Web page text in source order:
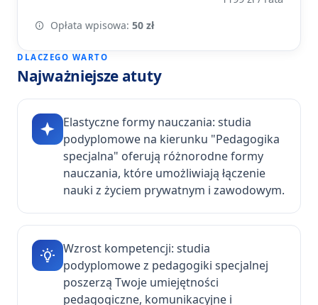
Opłata wpisowa: 50 zł
DLACZEGO WARTO
Najważniejsze atuty
Elastyczne formy nauczania: studia
podyplomowe na kierunku "Pedagogika
specjalna" oferują różnorodne formy
nauczania, które umożliwiają łączenie
nauki z życiem prywatnym i zawodowym.
Wzrost kompetencji: studia
podyplomowe z pedagogiki specjalnej
poszerzą Twoje umiejętności
pedagogiczne, komunikacyjne i